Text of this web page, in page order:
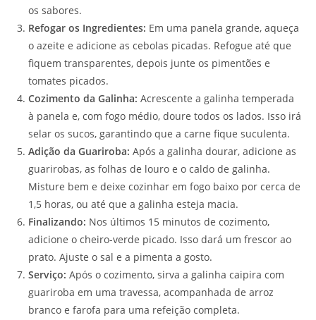
os sabores.
Refogar os Ingredientes: Em uma panela grande, aqueça
o azeite e adicione as cebolas picadas. Refogue até que
fiquem transparentes, depois junte os pimentões e
tomates picados.
Cozimento da Galinha: Acrescente a galinha temperada
à panela e, com fogo médio, doure todos os lados. Isso irá
selar os sucos, garantindo que a carne fique suculenta.
Adição da Guariroba: Após a galinha dourar, adicione as
guarirobas, as folhas de louro e o caldo de galinha.
Misture bem e deixe cozinhar em fogo baixo por cerca de
1,5 horas, ou até que a galinha esteja macia.
Finalizando: Nos últimos 15 minutos de cozimento,
adicione o cheiro-verde picado. Isso dará um frescor ao
prato. Ajuste o sal e a pimenta a gosto.
Serviço: Após o cozimento, sirva a galinha caipira com
guariroba em uma travessa, acompanhada de arroz
branco e farofa para uma refeição completa.